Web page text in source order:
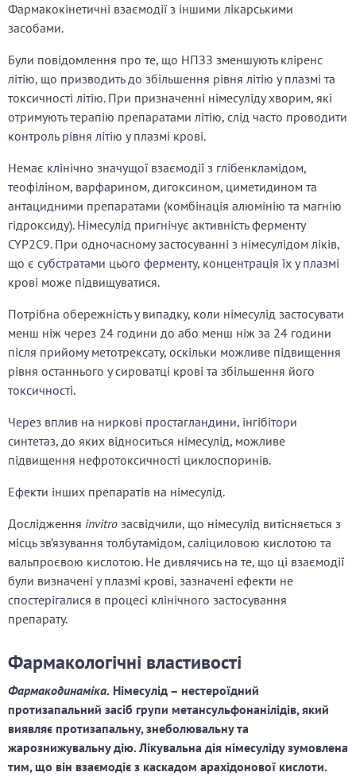
Фармакокінетичні взаємодії з іншими лікарськими
засобами.
Були повідомлення про те, що НПЗЗ зменшують кліренс
літію, що призводить до збільшення рівня літію у плазмі та
токсичності літію. При призначенні німесуліду хворим, які
отримують терапію препаратами літію, слід часто проводити
контроль рівня літію у плазмі крові.
Немає клінічно значущої взаємодії з глібенкламідом,
теофіліном, варфарином, дигоксином, циметидином та
антацидними препаратами (комбінація алюмінію та магнію
гідроксиду). Німесулід пригнічує активність ферменту
CYP2С9. При одночасному застосуванні з німесулідом ліків,
що є субстратами цього ферменту, концентрація їх у плазмі
крові може підвищуватися.
Потрібна обережність у випадку, коли німесулід застосувати
менш ніж через 24 години до або менш ніж за 24 години
після прийому метотрексату, оскільки можливе підвищення
рівня останнього у сироватці крові та збільшення його
токсичності.
Через вплив на ниркові простагландини, інгібітори
синтетаз, до яких відноситься німесулід, можливе
підвищення нефротоксичності циклоспоринів.
Ефекти інших препаратів на німесулід.
Дослідження invitro засвідчили, що німесулід витісняється з
місць зв’язування толбутамідом, саліциловою кислотою та
вальпроєвою кислотою. Не дивлячись на те, що ці взаємодії
були визначені у плазмі крові, зазначені ефекти не
спостерігалися в процесі клінічного застосування
препарату.
Фармакологічні властивості
Фармакодинаміка. Німесулід – нестероїдний
протизапальний засіб групи метансульфонанілідів, який
виявляє протизапальну, знеболювальну та
жарознижувальну дію. Лікувальна дія німесуліду зумовлена
тим, що він взаємодіє з каскадом арахідонової кислоти.